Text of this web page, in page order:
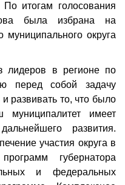
итогам голосования
была избрана на
муниципального округа
лидеров в регионе по
перед собой задачу
и развивать то, что было
муниципалитет имеет
развития.
участия округа в
губернатора
и федеральных